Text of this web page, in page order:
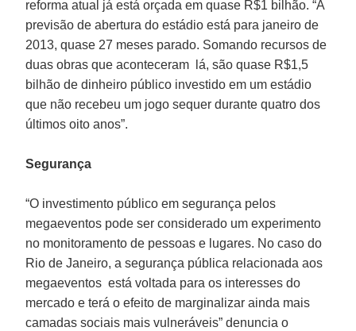
reforma atual já está orçada em quase R$1 bilhão. “A
previsão de abertura do estádio está para janeiro de
2013, quase 27 meses parado. Somando recursos de
duas obras que aconteceram lá, são quase R$1,5
bilhão de dinheiro público investido em um estádio
que não recebeu um jogo sequer durante quatro dos
últimos oito anos”.
Segurança
“O investimento público em segurança pelos
megaeventos pode ser considerado um experimento
no monitoramento de pessoas e lugares. No caso do
Rio de Janeiro, a segurança pública relacionada aos
megaeventos está voltada para os interesses do
mercado e terá o efeito de marginalizar ainda mais
camadas sociais mais vulneráveis” denuncia o